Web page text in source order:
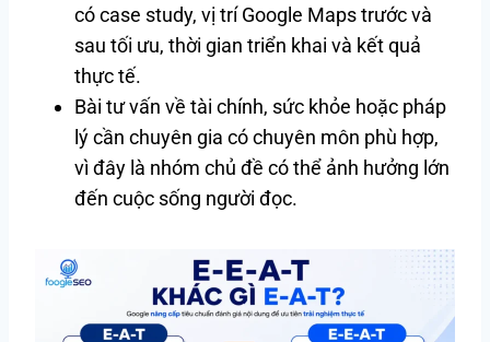
có case study, vị trí Google Maps trước và
sau tối ưu, thời gian triển khai và kết quả
thực tế.
Bài tư vấn về tài chính, sức khỏe hoặc pháp
lý cần chuyên gia có chuyên môn phù hợp,
vì đây là nhóm chủ đề có thể ảnh hưởng lớn
đến cuộc sống người đọc.